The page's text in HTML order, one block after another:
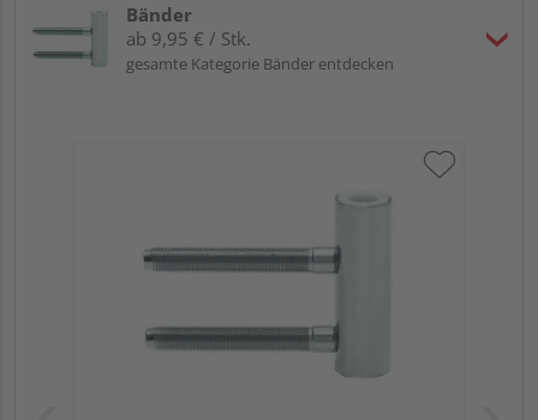
Bänder
ab 9,95 € / Stk.
gesamte Kategorie Bänder entdecken